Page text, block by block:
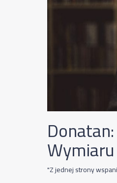
"Z jednej strony